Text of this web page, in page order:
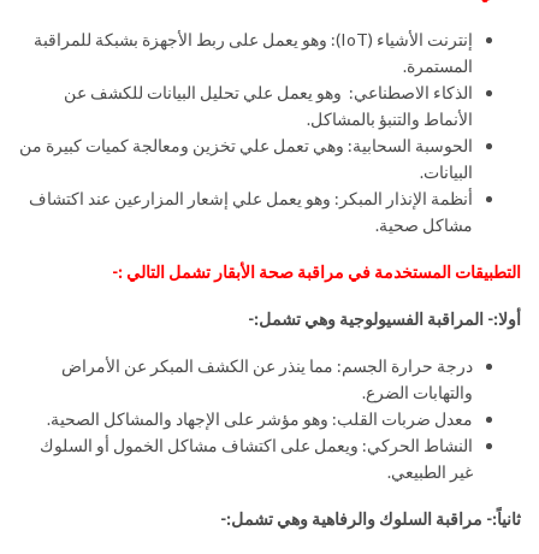
إنترنت الأشياء (IoT): وهو يعمل على ربط الأجهزة بشبكة للمراقبة
المستمرة.
الذكاء الاصطناعي: وهو يعمل علي تحليل البيانات للكشف عن
الأنماط والتنبؤ بالمشاكل.
الحوسبة السحابية: وهي تعمل علي تخزين ومعالجة كميات كبيرة من
البيانات.
أنظمة الإنذار المبكر: وهو يعمل علي إشعار المزارعين عند اكتشاف
مشاكل صحية.
التطبيقات المستخدمة في مراقبة صحة الأبقار تشمل التالي :-
أولا:- المراقبة الفسيولوجية وهي تشمل:-
درجة حرارة الجسم: مما ينذر عن الكشف المبكر عن الأمراض
والتهابات الضرع.
معدل ضربات القلب: وهو مؤشر على الإجهاد والمشاكل الصحية.
النشاط الحركي: ويعمل على اكتشاف مشاكل الخمول أو السلوك
غير الطبيعي.
ثانياً:- مراقبة السلوك والرفاهية وهي تشمل:-